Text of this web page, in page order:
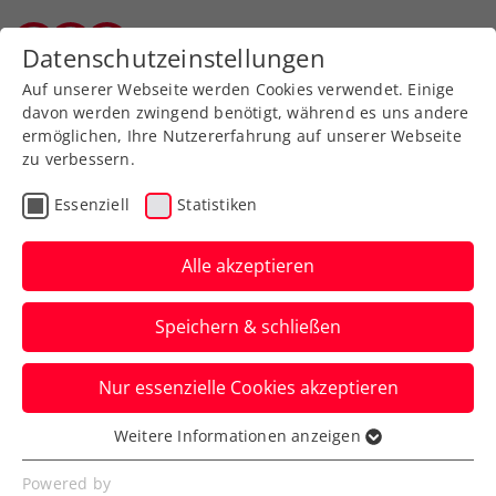
Zurück zur Newsübersicht
ATP
ITF Prag: Finaleinzug –
Kraus kommt den Top
100 immer näher
Derweil verzeichnet Neil Oberleitner in
Pau schon seinen dritten ATP-Challenger-
Saisontitel.
Verfasst von: Manuel Wachta, 18.02.2026
Datenschutzeinstellungen
Auf unserer Webseite werden Cookies verwendet. Einige
davon werden zwingend benötigt, während es uns andere
ermöglichen, Ihre Nutzererfahrung auf unserer Webseite
zu verbessern.
Essenziell Statistiken
Alle akzeptieren
Speichern & schließen
Nur essenzielle Cookies akzeptieren
Essenziell
Essenzielle Cookies werden für grundlegende
Weitere Informationen anzeigen
Powered by